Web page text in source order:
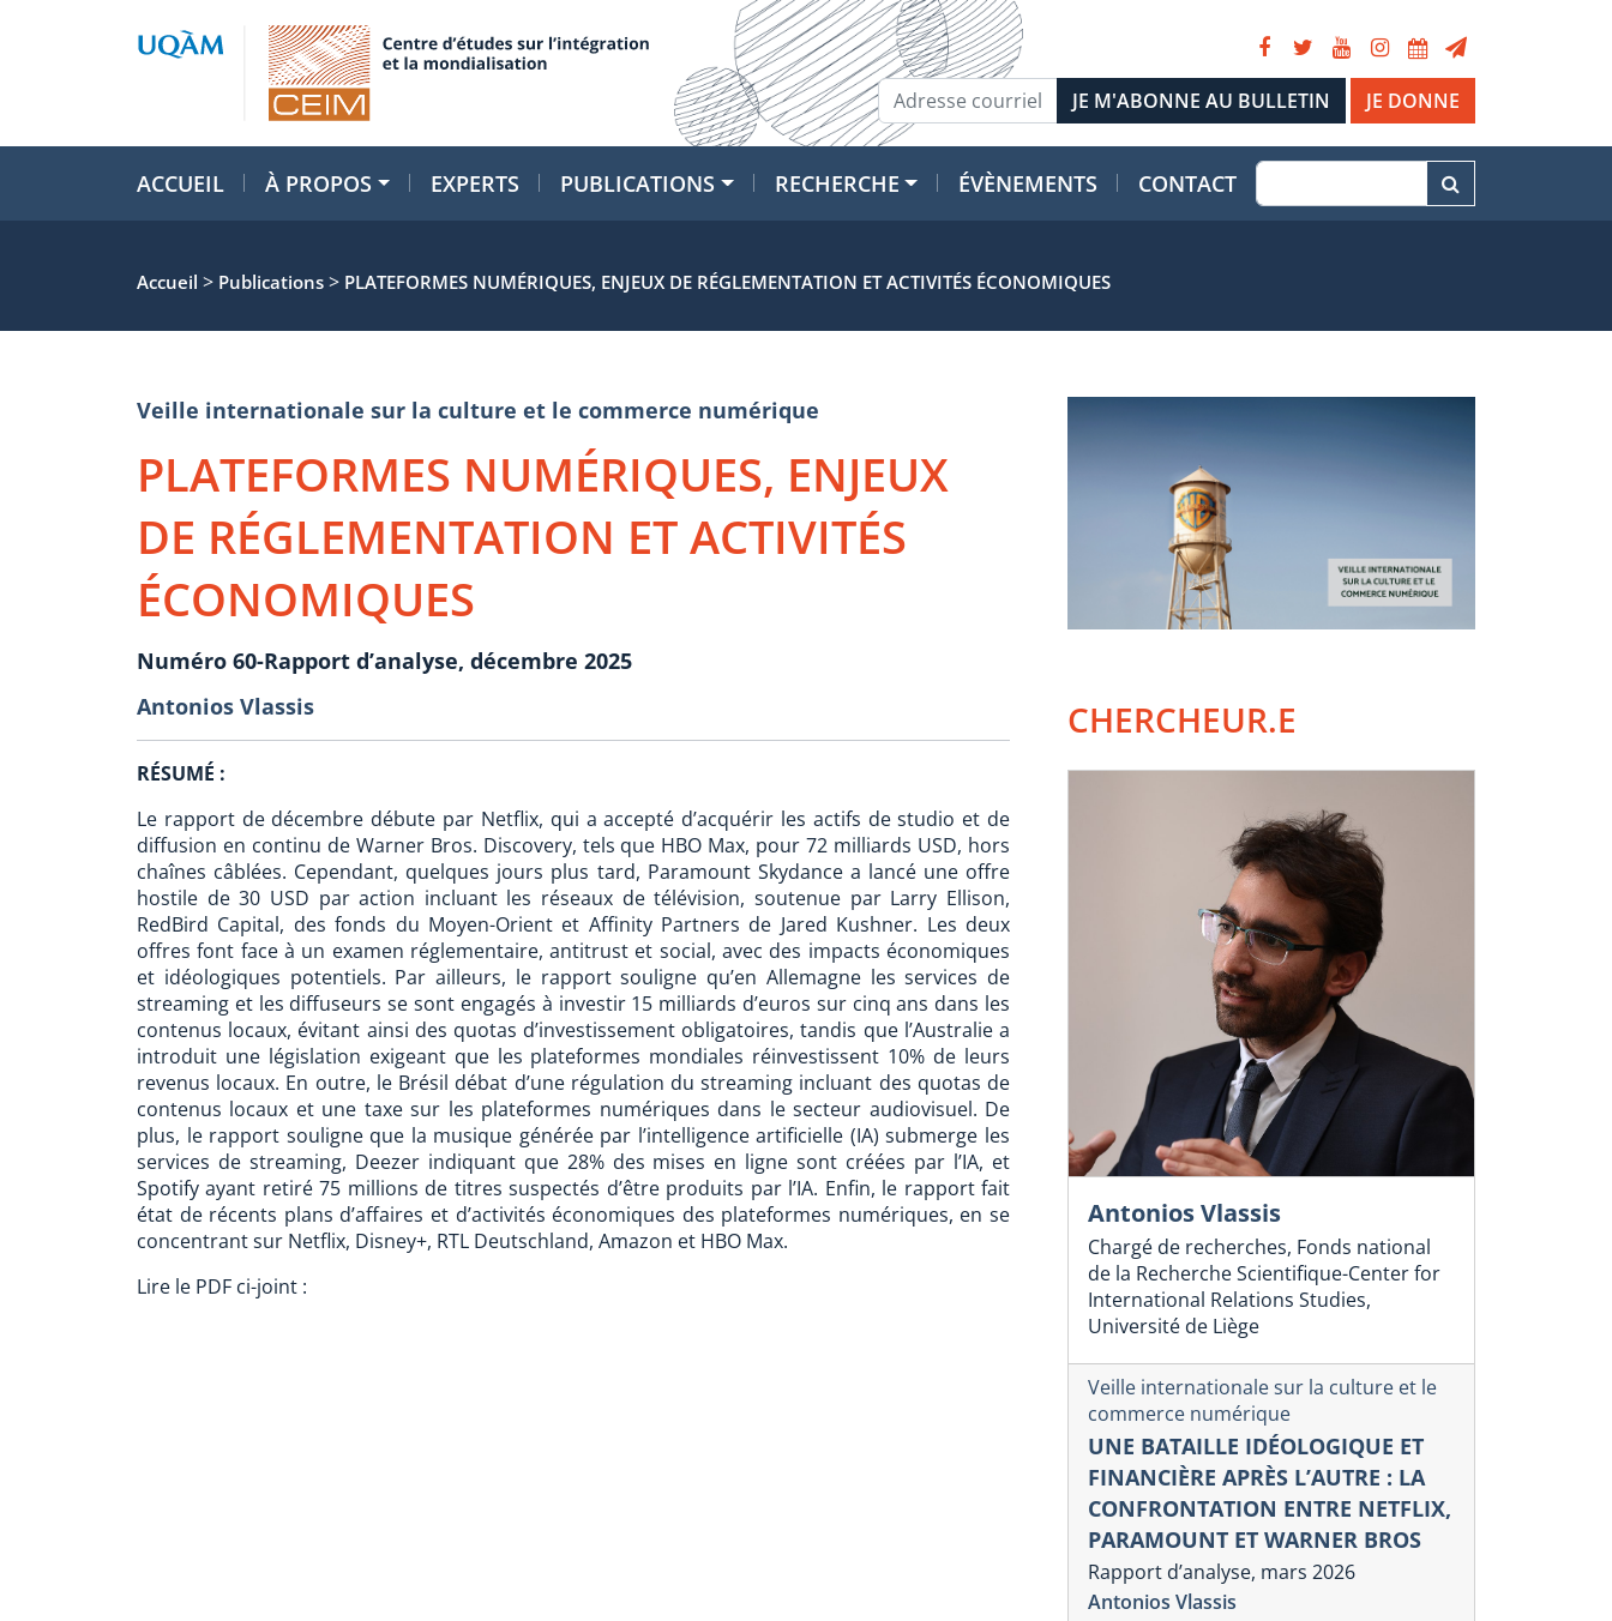
JE DONNE
ACCUEIL À PROPOS EXPERTS PUBLICATIONS RECHERCHE ÉVÈNEMENTS CONTACT
Accueil > Publications > PLATEFORMES NUMÉRIQUES, ENJEUX DE RÉGLEMENTATION ET ACTIVITÉS ÉCONOMIQUES
Veille internationale sur la culture et le commerce numérique
PLATEFORMES NUMÉRIQUES, ENJEUX
DE RÉGLEMENTATION ET ACTIVITÉS
ÉCONOMIQUES
Numéro 60-Rapport d’analyse, décembre 2025
Antonios Vlassis
RÉSUMÉ :
Le rapport de décembre débute par Netflix, qui a accepté d’acquérir les actifs de studio et de
diffusion en continu de Warner Bros. Discovery, tels que HBO Max, pour 72 milliards USD, hors
chaînes câblées. Cependant, quelques jours plus tard, Paramount Skydance a lancé une offre
hostile de 30 USD par action incluant les réseaux de télévision, soutenue par Larry Ellison,
RedBird Capital, des fonds du Moyen-Orient et Affinity Partners de Jared Kushner. Les deux
offres font face à un examen réglementaire, antitrust et social, avec des impacts économiques
et idéologiques potentiels. Par ailleurs, le rapport souligne qu’en Allemagne les services de
streaming et les diffuseurs se sont engagés à investir 15 milliards d’euros sur cinq ans dans les
contenus locaux, évitant ainsi des quotas d’investissement obligatoires, tandis que l’Australie a
introduit une législation exigeant que les plateformes mondiales réinvestissent 10% de leurs
revenus locaux. En outre, le Brésil débat d’une régulation du streaming incluant des quotas de
contenus locaux et une taxe sur les plateformes numériques dans le secteur audiovisuel. De
plus, le rapport souligne que la musique générée par l’intelligence artificielle (IA) submerge les
services de streaming, Deezer indiquant que 28% des mises en ligne sont créées par l’IA, et
Spotify ayant retiré 75 millions de titres suspectés d’être produits par l’IA. Enfin, le rapport fait
état de récents plans d’affaires et d’activités économiques des plateformes numériques, en se
concentrant sur Netflix, Disney+, RTL Deutschland, Amazon et HBO Max.
Lire le PDF ci-joint :
CHERCHEUR.E
Antonios Vlassis
Chargé de recherches, Fonds national
de la Recherche Scientifique-Center for
International Relations Studies,
Université de Liège
Veille internationale sur la culture et le
commerce numérique
UNE BATAILLE IDÉOLOGIQUE ET
FINANCIÈRE APRÈS L’AUTRE : LA
CONFRONTATION ENTRE NETFLIX,
PARAMOUNT ET WARNER BROS
Rapport d’analyse, mars 2026
Antonios Vlassis